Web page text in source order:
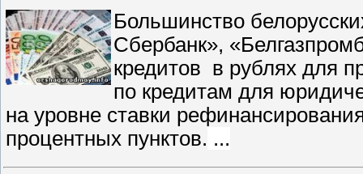
Большинство
Сбербанк»,
кредитов в рублях для
по кредитам для
на уровне ставки
процентных пунктов. ...